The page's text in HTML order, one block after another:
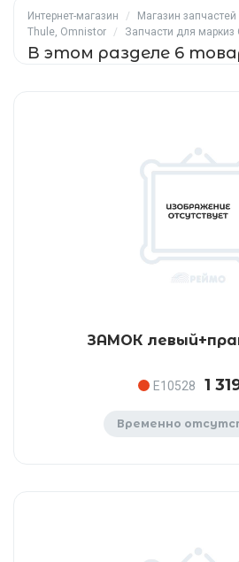
Интернет-магазин / Магазин запчастей
Thule, Omnistor
/ Запчасти для
В этом разделе 6
ЗАМОК
E10528 1
Временно